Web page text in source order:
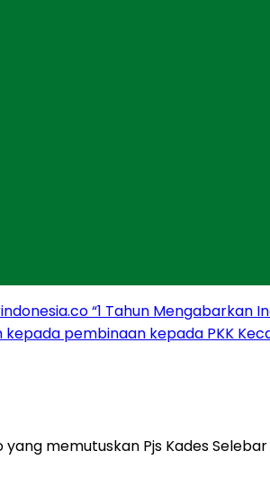
“1 Tahun Mengabarkan
kepada pembinaan kepada PKK